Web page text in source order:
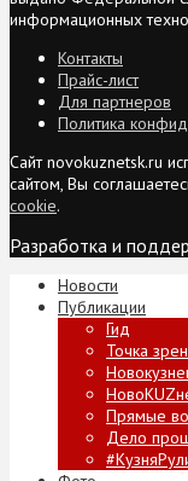
информационных
Контакты
Прайс-лист
Для партнеров
Политика
Сайт novokuznetsk.ru
сайтом, Вы
cookie.
Разработка и
Новости
Публикации
Гид
Точка
Прямые
Дело